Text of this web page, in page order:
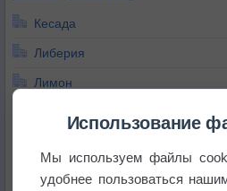
Кесада
Либерия
Лимон
Сан-Исидро
Использование
Мы используем файлы
удобнее пользоваться